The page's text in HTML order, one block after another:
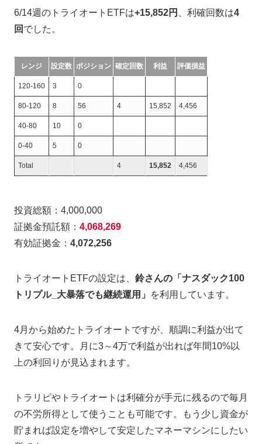
6/14週のトライオートETFは+15,852円 、利確回数は4
回 でした。
レンジ 設定数 ポジション 確定回数 利益 評価損益
120-160 3 0
80-120 8 56 4 15,852 4,456
40-80 10 0
0-40 5 0
Total 4 15,852 4,456
投資総額：4,000,000
証拠金預託額： 4,068,269
有効証拠金： 4,072,256
トライオートETFの設定は、 鈴さんの「ナスダック100
トリプル_大暴落でも継続運用」
を利用しています。
4月から始めたトライオートですが、順調に利益が出て
きて安心です。月に3～4万で利益が出れば年間10%以
上の利回りが見込まれます。
トラリピやトライオートは利確分が手元に残るので毎月
の不労所得として使うことも可能です。もう少し資金が
貯まれば設定を増やして安定したマネーマシンにしたい